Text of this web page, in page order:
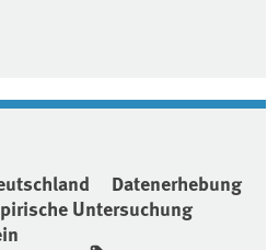
Datenerhebung
Untersuchung